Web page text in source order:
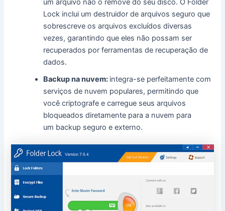
um arquivo não o remove do seu disco. O Folder
Lock inclui um destruidor de arquivos seguro que
sobrescreve os arquivos excluídos diversas
vezes, garantindo que eles não possam ser
recuperados por ferramentas de recuperação de
dados.
Backupna nuvem: integra-se perfeitamente com
serviços de nuvem populares, permitindo que
você criptografe e carregue seus arquivos
bloqueados diretamente para a nuvem para
um backup seguro e externo.